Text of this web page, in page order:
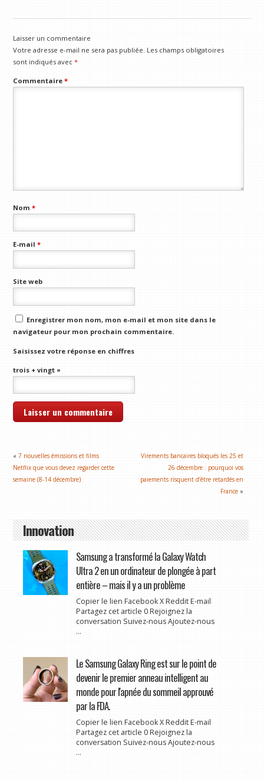
Laisser un commentaire
Votre adresse e-mail ne sera pas publiée. Les champs obligatoires
sont indiqués avec*
Commentaire*
Nom*
E-mail*
Site web
Enregistrer mon nom, mon e-mail et mon site dans le
navigateur pour mon prochain commentaire.
Saisissez votre réponse en chiffres
trois + vingt =
«7 nouvelles émissions et films
Netflix que vous devez regarder cette
semaine (8-14 décembre)
Virements bancaires bloqués les 25 et
26 décembre : pourquoi vos
paiements risquent d’être retardés en
France »
Innovation
Samsung a transformé la Galaxy Watch
Ultra 2 en un ordinateur de plongée à part
entière – mais il y a un problème
Copier le lien Facebook X Reddit E-mail
Partagez cet article 0 Rejoignez la
conversation Suivez-nous Ajoutez-nous
...
Le Samsung Galaxy Ring est sur le point de
devenir le premier anneau intelligent au
monde pour l'apnée du sommeil approuvé
par la FDA.
Copier le lien Facebook X Reddit E-mail
Partagez cet article 0 Rejoignez la
conversation Suivez-nous Ajoutez-nous
...